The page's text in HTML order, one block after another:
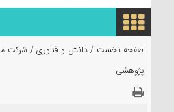
صفحه نخست / دانش و فناوری / شرکت
پژوهشی